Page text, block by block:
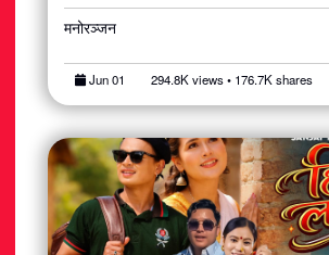
मनोरञ्जन
Jun 01 294.8K views • 176.7K shares